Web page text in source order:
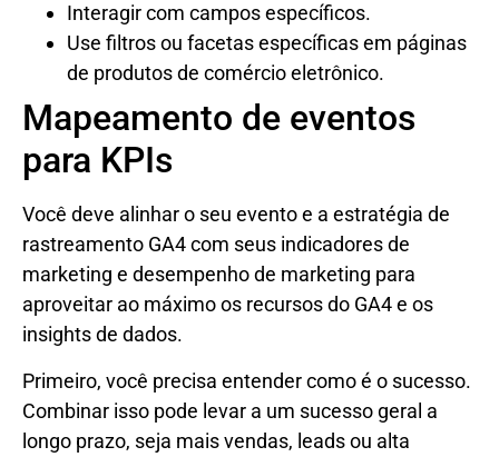
Interagir com campos específicos.
Use filtros ou facetas específicas em páginas
de produtos de comércio eletrônico.
Mapeamento de eventos
para KPIs
Você deve alinhar o seu evento e a estratégia de
rastreamento GA4 com seus indicadores de
marketing e desempenho de marketing para
aproveitar ao máximo os recursos do GA4 e os
insights de dados.
Primeiro, você precisa entender como é o sucesso.
Combinar isso pode levar a um sucesso geral a
longo prazo, seja mais vendas, leads ou alta